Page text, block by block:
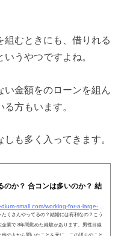
組むときにも、借りれる
うやつですよね。
金額をのローンを組ん
方もいます。
も多く入ってきます。
のか？ 合コンは多いのか？ 結
https://job-change-large-medium-small.com/working-for-a-large-company-is-popular
くさんやってるの？結婚には有利なの？こう
業で 8年間勤めた経験があります。男性目線